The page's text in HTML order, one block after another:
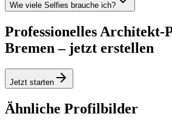
Wie viele Selfies brauche ich?
Professionelles
Bremen – jetzt erstellen
Jetzt starten
Ähnliche Profilbilder